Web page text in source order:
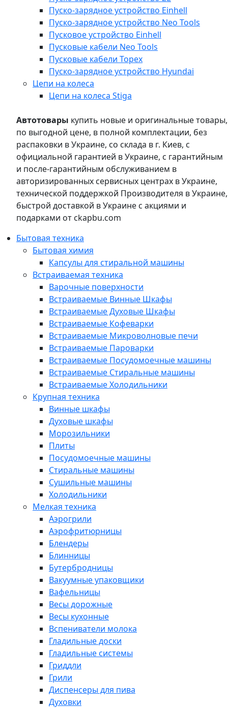
Пуско-зарядное устройство Einhell
Пуско-зарядное устройство Neo Tools
Пусковое устройство Einhell
Пусковые кабели Neo Tools
Пусковые кабели Topex
Пуско-зарядное устройство Hyundai
Цепи на колеса
Цепи на колеса Stiga
Автотовары купить новые и оригинальные товары,
по выгодной цене, в полной комплектации, без
распаковки в Украине, со склада в г. Киев, с
официальной гарантией в Украине, с гарантийным
и после-гарантийным обслуживанием в
авторизированных сервисных центрах в Украине,
технической поддержкой Производителя в Украине,
быстрой доставкой в Украине с акциями и
подарками от ckapbu.com
Бытовая техника
Бытовая химия
Капсулы для стиральной машины
Встраиваемая техника
Варочные поверхности
Встраиваемые Винные Шкафы
Встраиваемые Духовые Шкафы
Встраиваемые Кофеварки
Встраиваемые Микроволновые печи
Встраиваемые Пароварки
Встраиваемые Посудомоечные машины
Встраиваемые Стиральные машины
Встраиваемые Холодильники
Крупная техника
Винные шкафы
Духовые шкафы
Морозильники
Плиты
Посудомоечные машины
Стиральные машины
Сушильные машины
Холодильники
Мелкая техника
Аэрогрили
Аэрофритюрницы
Блендеры
Блинницы
Бутербродницы
Вакуумные упаковщики
Вафельницы
Весы дорожные
Весы кухонные
Вспениватели молока
Гладильные доски
Гладильные системы
Гриддли
Грили
Диспенсеры для пива
Духовки